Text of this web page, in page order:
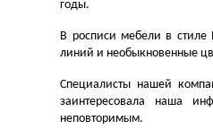
годы.
В росписи мебели в стиле
линий и необыкновенные
Специалисты нашей
заинтересовала наша
неповторимым.